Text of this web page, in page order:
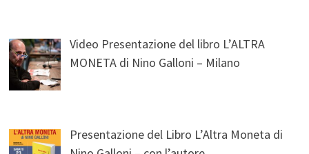
Video Presentazione del libro L’ALTRA
MONETA di Nino Galloni – Milano
Presentazione del Libro L’Altra Moneta di